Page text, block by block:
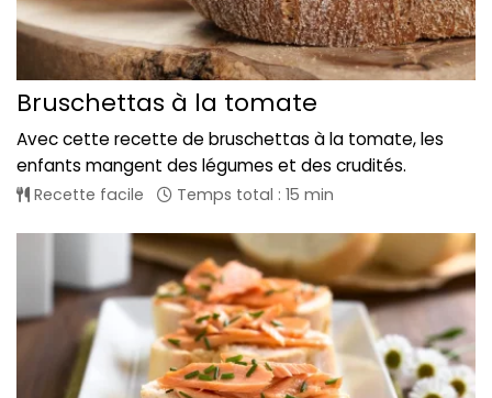
Bruschettas à la tomate
Avec cette recette de bruschettas à la tomate, les
enfants mangent des légumes et des crudités.
Recette facile Temps total : 15 min